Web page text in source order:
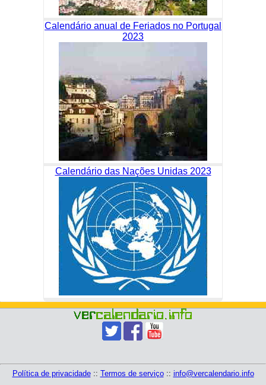
Calendário anual de Feriados no Portugal
2023
Calendário das Nações Unidas 2023
Política de privacidade:: Termos de serviço:: info@vercalendario.info